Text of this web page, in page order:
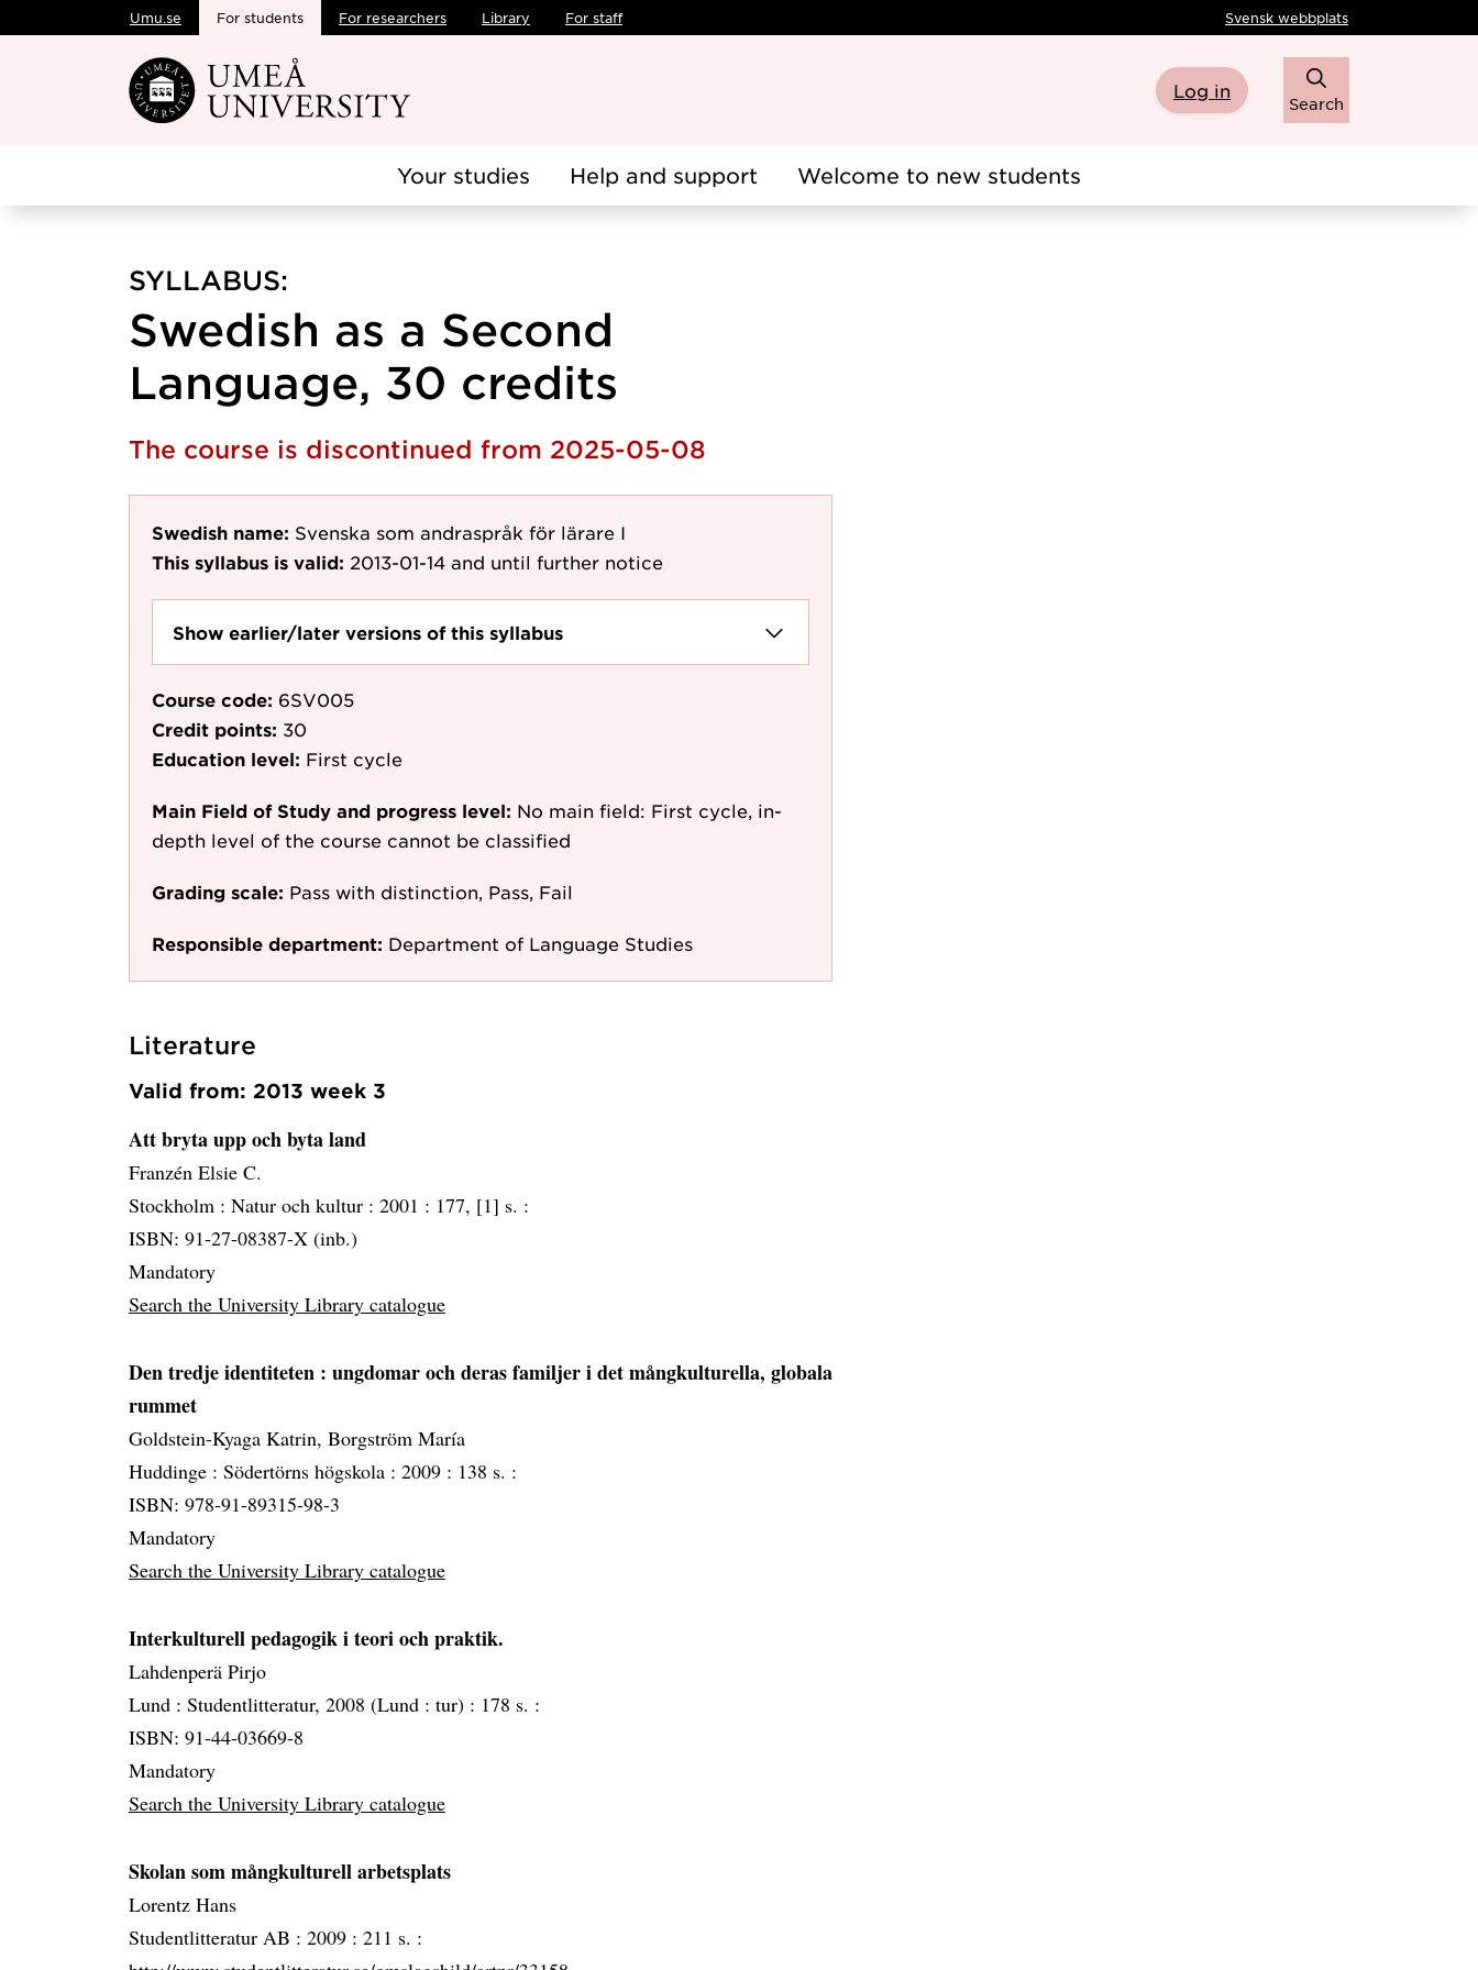
Skip to main content
Umu.se For students For researchers Library For staff Svensk webbplats
Log in
Search
Your studies Help and support Welcome to new students
SYLLABUS:
Swedish as a Second
Language, 30 credits
The course is discontinued from 2025-05-08
Swedish name: Svenska som andraspråk för lärare I
This syllabus is valid: 2013-01-14 and until further notice
Show earlier/later versions of this syllabus
Course code: 6SV005
Credit points: 30
Education level: First cycle
Main Field of Study and progress level: No main field: First cycle, in-
depth level of the course cannot be classified
Grading scale: Pass with distinction, Pass, Fail
Responsible department: Department of Language Studies
Literature
Valid from: 2013 week 3
Att bryta upp och byta land
Franzén Elsie C.
Stockholm : Natur och kultur : 2001 : 177, [1] s. :
ISBN: 91-27-08387-X (inb.)
Mandatory
Search the University Library catalogue
Den tredje identiteten : ungdomar och deras familjer i det mångkulturella, globala
rummet
Goldstein-Kyaga Katrin, Borgström María
Huddinge : Södertörns högskola : 2009 : 138 s. :
ISBN: 978-91-89315-98-3
Mandatory
Search the University Library catalogue
Interkulturell pedagogik i teori och praktik.
Lahdenperä Pirjo
Lund : Studentlitteratur, 2008 (Lund : tur) : 178 s. :
ISBN: 91-44-03669-8
Mandatory
Search the University Library catalogue
Skolan som mångkulturell arbetsplats
Lorentz Hans
Studentlitteratur AB : 2009 : 211 s. :